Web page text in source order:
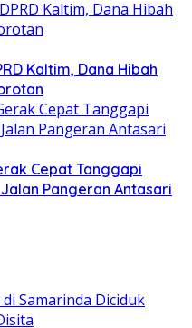
Kaltim, Dana Hibah
Cepat Tanggapi
Pangeran Antasari